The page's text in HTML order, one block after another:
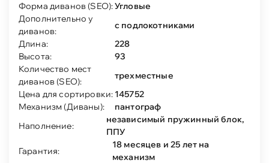
Форма диванов (SEO):Угловые
Дополнительно у
диванов:
с подлокотниками
Длина:
228
Высота:
93
Количество мест
диванов (SEO):
трехместные
Цена для сортировки: 145752
Механизм (Диваны):
пантограф
Наполнение:
независимый пружинный блок,
ППУ
Гарантия:
18 месяцев и 25 лет на
механизм